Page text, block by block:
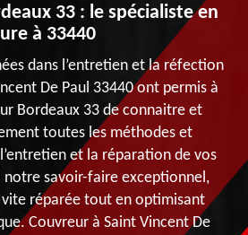
33 : le spécialiste en
à 33440
dans l’entretien et la réfection
De Paul 33440 ont permis à
Bordeaux 33 de connaitre et
toutes les méthodes et
et la réparation de vos
notre savoir-faire exceptionnel,
réparée tout en optimisant
Couvreur à Saint Vincent De